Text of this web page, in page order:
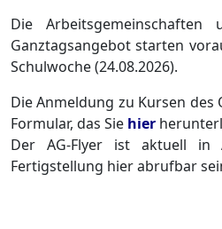
Die
Ganztagsangebot starten
Schulwoche (24.08.2026).
Die Anmeldung zu Kursen des
Formular, das Sie hier
Der AG-Flyer ist aktuell
Fertigstellung hier abrufbar